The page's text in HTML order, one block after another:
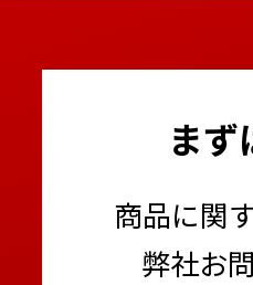
ま
商品に関
弊社お